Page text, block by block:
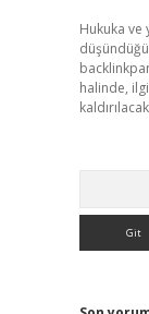
Hukuka ve
halinde,